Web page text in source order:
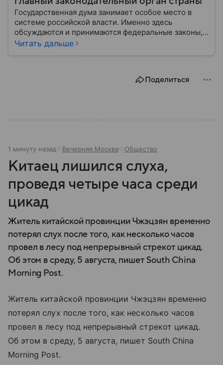
Государственная дума занимает особое место в
системе российской власти. Именно здесь
обсуждаются и принимаются федеральные законы,
определяющие развитие государства, экономики и
Разбираемся, как устроена Госдума, какие
Читать дальше
Поделиться
1 минуту назад Вечерняя Москва Общество
Китаец лишился слуха,
проведя четыре часа среди
цикад
Житель китайской провинции Чжэцзян временно
потерял слух после того, как несколько часов
провел в лесу под непрерывный стрекот цикад.
Об этом в среду, 5 августа, пишет South China
Morning Post.
Житель китайской провинции Чжэцзян временно
потерял слух после того, как несколько часов
провел в лесу под непрерывный стрекот цикад.
Об этом в среду, 5 августа, пишет South China
Morning Post.